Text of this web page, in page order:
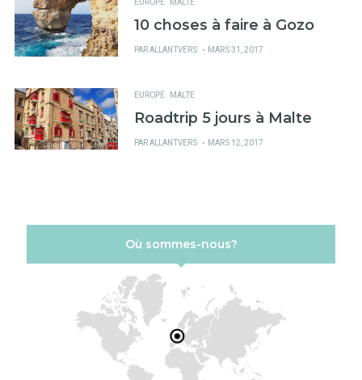
10 choses à faire à Gozo
PARALLANTVERS
PUBLIÉ
MARS 31, 2017
EUROPE MALTE
Roadtrip 5 jours à Malte
PARALLANTVERS
PUBLIÉ
MARS 12, 2017
Où sommes-nous?